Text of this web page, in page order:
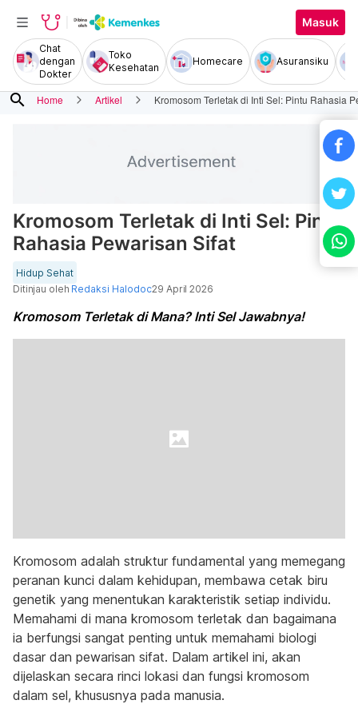
Masuk
Chat
dengan
Dokter
Toko
Kesehatan
Homecare Asuransiku
search Home Artikel Kromosom Terletak di Inti Sel: Pintu Rahasia
Kromosom Terletak di Inti Sel: Pintu
Rahasia Pewarisan Sifat
Hidup Sehat
Ditinjau oleh Redaksi Halodoc29 April 2026
Kromosom Terletak di Mana? Inti Sel Jawabnya!
Kromosom adalah struktur fundamental yang memegang
peranan kunci dalam kehidupan, membawa cetak biru
genetik yang menentukan karakteristik setiap individu.
Memahami di mana kromosom terletak dan bagaimana
ia berfungsi sangat penting untuk memahami biologi
dasar dan pewarisan sifat. Dalam artikel ini, akan
dijelaskan secara rinci lokasi dan fungsi kromosom
dalam sel, khususnya pada manusia.